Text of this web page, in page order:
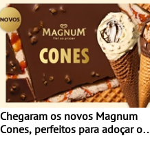
Chegaram os novos Magnum
Cones, perfeitos para adoçar o